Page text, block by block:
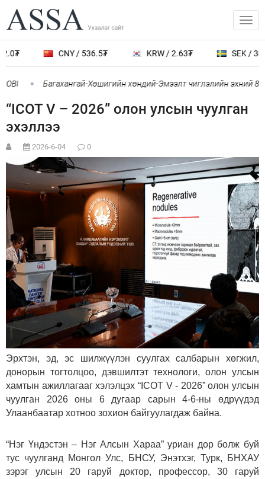
CNY / 536.5₮ KRW / 2.63₮ SEK /
Багахангай-Хөшигийн хөндий-Эмээлт чиглэлийн эхний 87
“ICOT V – 2026” олон улсын чуулган
эхэллээ
2026-6-04 0
Эрхтэн, эд, эс шилжүүлэн суулгах салбарын хөгжил,
донорын тогтолцоо, дэвшилтэт технологи, олон улсын
хамтын ажиллагааг хэлэлцэх “ICOT V - 2026” олон улсын
чуулган 2026 оны 6 дугаар сарын 4-6-ны өдрүүдэд
Улаанбаатар хотноо зохион байгуулагдаж байна.
“Нэг Үндэстэн – Нэг Алсын Хараа” уриан дор болж буй
тус чуулганд Монгол Улс, БНСУ, Энэтхэг, Турк, БНХАУ
зэрэг улсын 20 гаруй доктор, профессор, 30 гаруй